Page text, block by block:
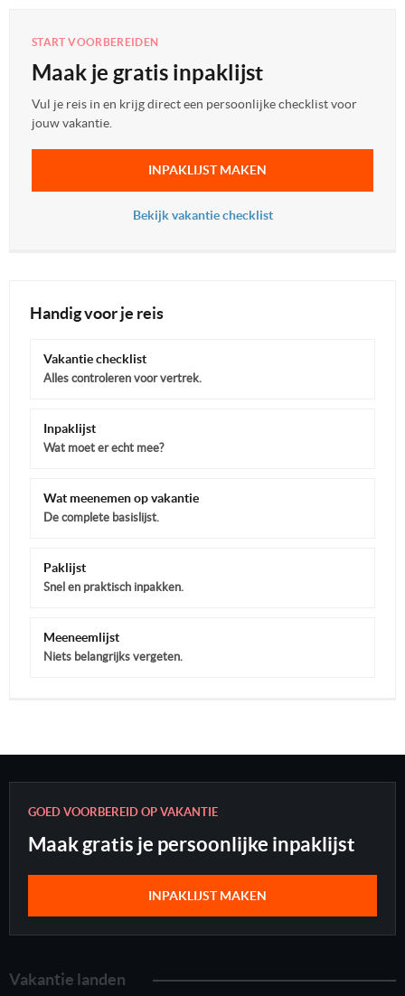
START VOORBEREIDEN
Maak je gratis inpaklijst
Vul je reis in en krijg direct een persoonlijke checklist voor
jouw vakantie.
INPAKLIJST MAKEN
Bekijk vakantie checklist
Handig voor je reis
Vakantie checklist
Alles controleren voor vertrek.
Inpaklijst
Wat moet er echt mee?
Wat meenemen op vakantie
De complete basislijst.
Paklijst
Snel en praktisch inpakken.
Meeneemlijst
Niets belangrijks vergeten.
GOED VOORBEREID OP VAKANTIE
Maak gratis je persoonlijke inpaklijst
INPAKLIJST MAKEN
Vakantie landen